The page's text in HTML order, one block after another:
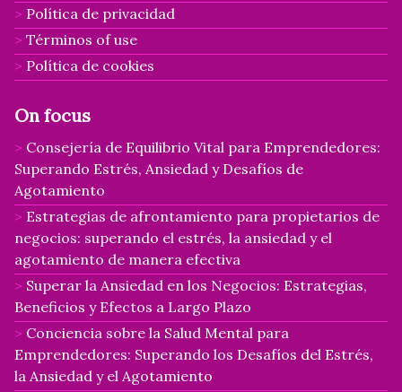
Política de privacidad
Términos of use
Política de cookies
On focus
Consejería de Equilibrio Vital para Emprendedores:
Superando Estrés, Ansiedad y Desafíos de
Agotamiento
Estrategias de afrontamiento para propietarios de
negocios: superando el estrés, la ansiedad y el
agotamiento de manera efectiva
Superar la Ansiedad en los Negocios: Estrategias,
Beneficios y Efectos a Largo Plazo
Conciencia sobre la Salud Mental para
Emprendedores: Superando los Desafíos del Estrés,
la Ansiedad y el Agotamiento